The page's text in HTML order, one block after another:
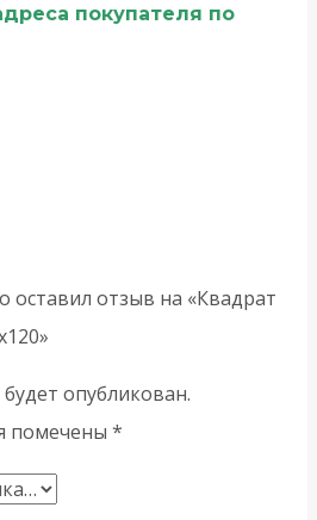
покупателя по
оставил отзыв на «Квадрат
опубликован.
помечены *